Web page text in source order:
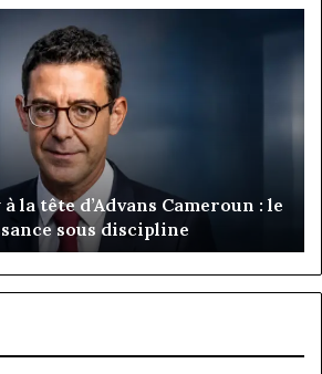
la tête d’Advans Cameroun : le
sous discipline
à
la